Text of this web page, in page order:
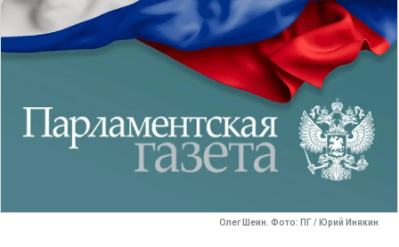
Олег Шеин. Фото: ПГ / Юрий Инякин